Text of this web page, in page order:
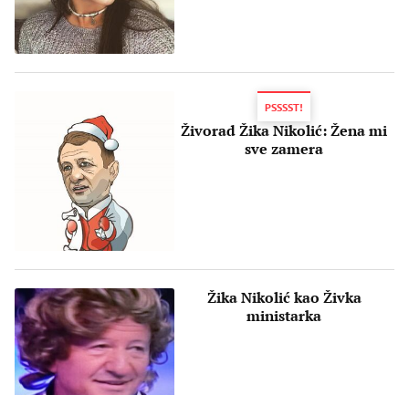
PSSSST!
Živorad Žika Nikolić: Žena mi
sve zamera
Žika Nikolić kao Živka
ministarka